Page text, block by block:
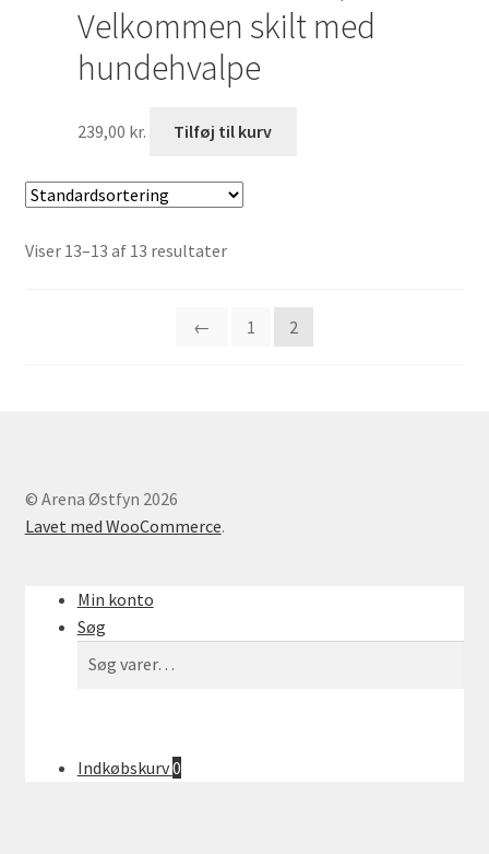
Motorcykler til salg
Opbevaring
Oversigt Markeder
Velkommen
Have & plantecenter
Velkommen skilt med
hundehvalpe
239,00 kr. Tilføj til kurv
Viser 13–13 af 13 resultater
← 1 2
© Arena Østfyn 2026
Lavet med WooCommerce.
Min konto
Søg
efter:
Indkøbskurv0